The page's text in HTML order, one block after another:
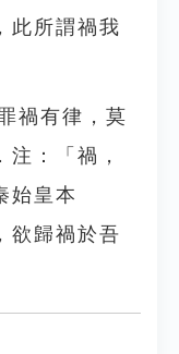
此所謂禍我
禍有律，莫
：「禍，
始皇本
欲歸禍於吾